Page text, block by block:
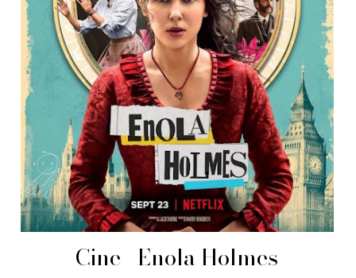
Cine | Enola Holmes